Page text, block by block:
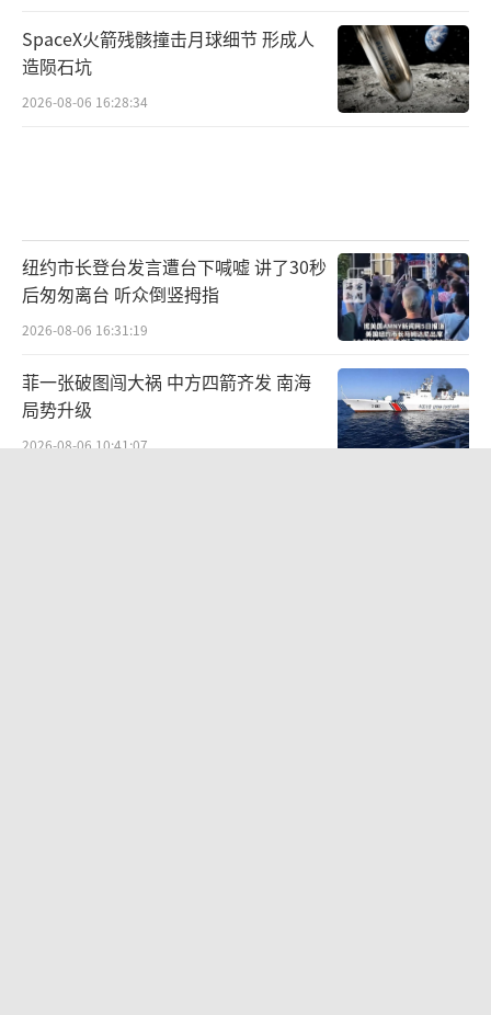
SpaceX火箭残骸撞击月球细节 形成人
造陨石坑
2026-08-06 16:28:34
纽约市长登台发言遭台下喊嘘 讲了30秒
后匆匆离台 听众倒竖拇指
2026-08-06 16:31:19
菲一张破图闯大祸 中方四箭齐发 南海
局势升级
2026-08-06 10:41:07